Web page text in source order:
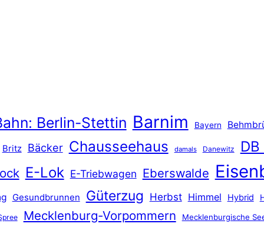
Berlin-Stettin Barnim Bayern
Britz Bäcker Chausseehaus damals Danewitz DB
E-Lok E-Triebwagen Eberswalde
Gesundbrunnen Güterzug Herbst Himmel Hybrid
Mecklenburg-Vorpommern Mecklenburgische